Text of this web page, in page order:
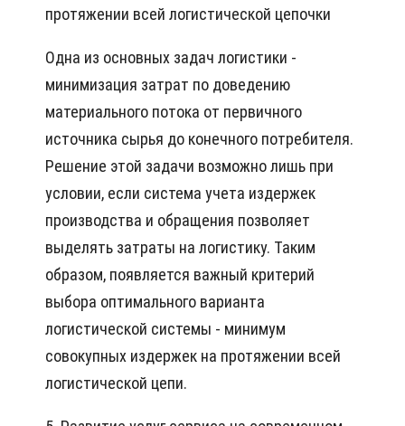
протяжении всей логистической цепочки
Одна из основных задач логистики -
минимизация затрат по доведению
материального потока от первичного
источника сырья до конечного потребителя.
Решение этой задачи возможно лишь при
условии, если система учета издержек
производства и обращения позволяет
выделять затраты на логистику. Таким
образом, появляется важный критерий
выбора оптимального варианта
логистической системы - минимум
совокупных издержек на протяжении всей
логистической цепи.